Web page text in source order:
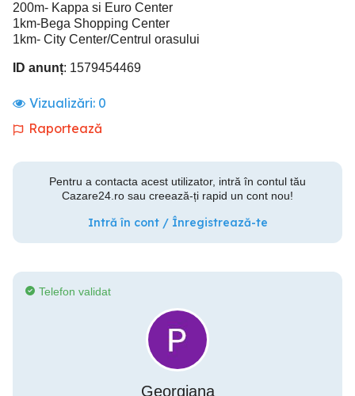
200m- Kappa si Euro Center
1km-Bega Shopping Center
1km- City Center/Centrul orasului
ID anunț: 1579454469
Vizualizări: 0
Raportează
Pentru a contacta acest utilizator, intră în contul tău
Cazare24.ro sau creează-ți rapid un cont nou!
Intră în cont / Înregistrează-te
Telefon validat
Georgiana